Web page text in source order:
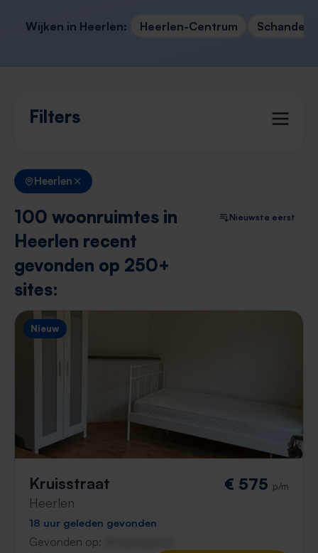
Wijken in Heerlen: Heerlen-Centrum
Filters
Heerlen
100 woonruimtes in
Heerlen recent
gevonden op 250+
sites:
Nieuwste eerst
Nieuw
Kruisstraat
Heerlen
€ 575 p/m
18 uur geleden gevonden
Gevonden op: